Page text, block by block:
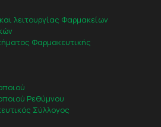
λειτουργίας Φαρμακείων
Φαρμακευτικής
Ρεθύμνου
Σύλλογος